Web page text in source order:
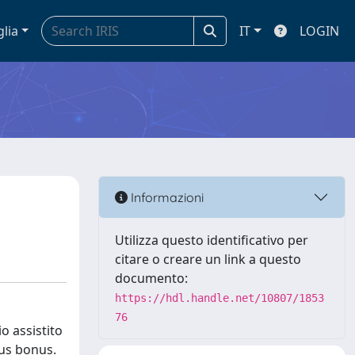
IT LOGIN
assistito
bonus.
Informazioni
Utilizza questo identificativo per
citare o creare un link a questo
documento:
https://hdl.handle.net/10807/1853
76